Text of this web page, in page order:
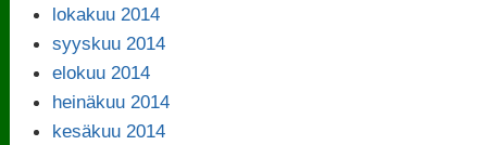
lokakuu 2014
syyskuu 2014
elokuu 2014
heinäkuu 2014
kesäkuu 2014